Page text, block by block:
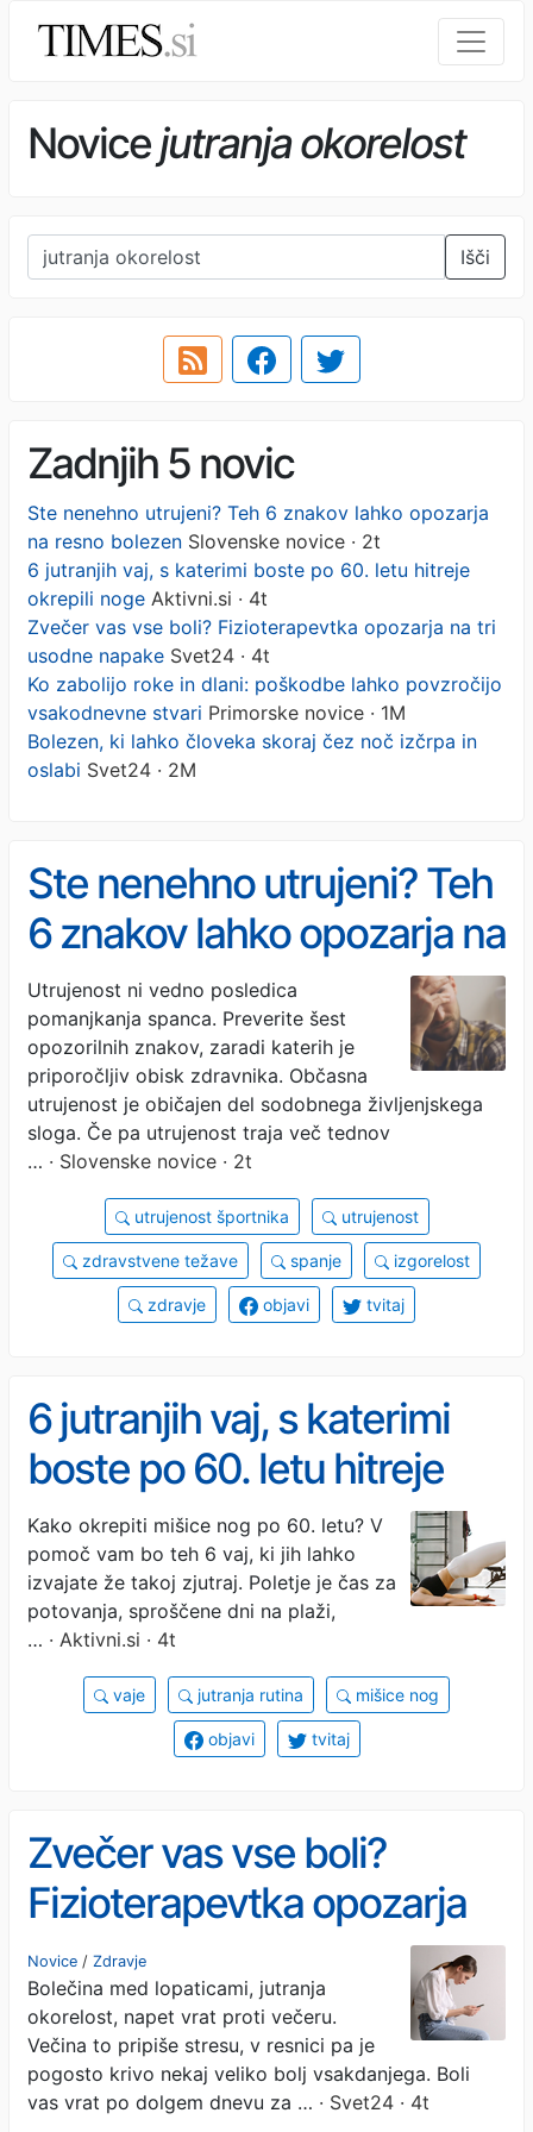
Novicejutranja okorelost
Išči
Zadnjih 5 novic
Ste nenehno utrujeni? Teh 6 znakov lahko opozarja
na resno bolezen Slovenske novice · 2t
6 jutranjih vaj, s katerimi boste po 60. letu hitreje
okrepili noge Aktivni.si · 4t
Zvečer vas vse boli? Fizioterapevtka opozarja na tri
usodne napake Svet24 · 4t
Ko zabolijo roke in dlani: poškodbe lahko povzročijo
vsakodnevne stvari Primorske novice · 1M
Bolezen, ki lahko človeka skoraj čez noč izčrpa in
oslabi Svet24 · 2M
Ste nenehno utrujeni? Teh
6 znakov lahko opozarja na
resno bolezen
Utrujenost ni vedno posledica
pomanjkanja spanca. Preverite šest
opozorilnih znakov, zaradi katerih je
priporočljiv obisk zdravnika. Občasna
utrujenost je običajen del sodobnega življenjskega
sloga. Če pa utrujenost traja več tednov
… · Slovenske novice · 2t
utrujenost športnika utrujenost
zdravstvene težave spanje izgorelost
zdravje objavi tvitaj
6 jutranjih vaj, s katerimi
boste po 60. letu hitreje
okrepili noge
Kako okrepiti mišice nog po 60. letu? V
pomoč vam bo teh 6 vaj, ki jih lahko
izvajate že takoj zjutraj. Poletje je čas za
potovanja, sproščene dni na plaži,
… · Aktivni.si · 4t
vaje jutranja rutina mišice nog
objavi tvitaj
Zvečer vas vse boli?
Fizioterapevtka opozarja
na tri usodne napake
Novice / Zdravje
Bolečina med lopaticami, jutranja
okorelost, napet vrat proti večeru.
Večina to pripiše stresu, v resnici pa je
pogosto krivo nekaj veliko bolj vsakdanjega. Boli
vas vrat po dolgem dnevu za … · Svet24 · 4t